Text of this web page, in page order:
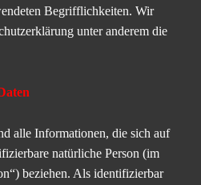
Begrifflichkeiten. Wir
unter anderem die
alle Informationen, die sich auf
natürliche Person (im
beziehen. Als identifizierbar